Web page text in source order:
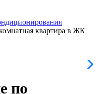
квартира в ЖК
по